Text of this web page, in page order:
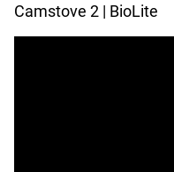
Camstove 2 | BioLite